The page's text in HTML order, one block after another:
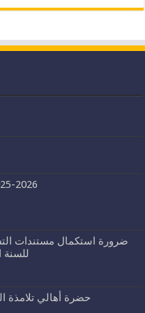
2026
ضرورة استكمال مستندات
للسنة
حضرة أهالي